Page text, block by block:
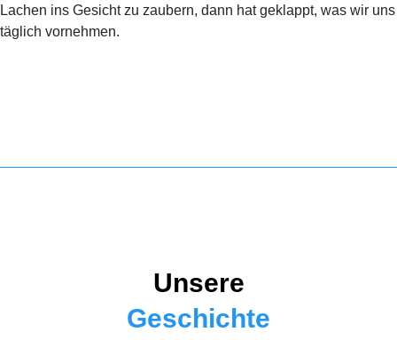
Lachen ins Gesicht zu zaubern, dann hat geklappt, was wir uns
täglich vornehmen.
Unsere
Geschichte